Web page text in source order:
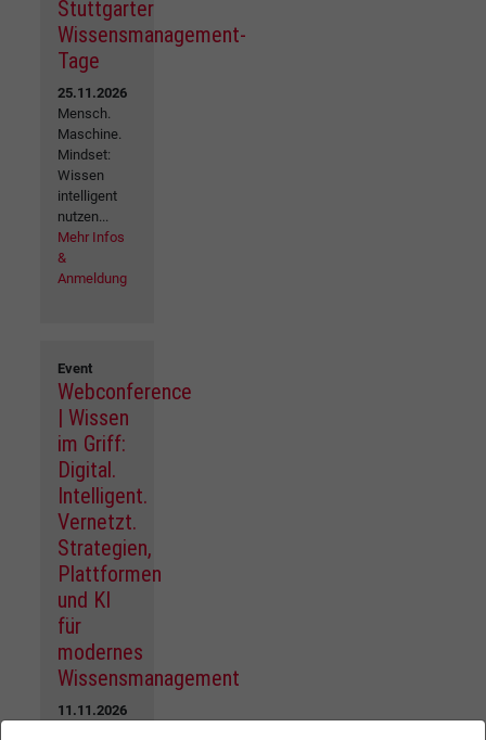
Stuttgarter
Wissensmanagement-
Tage
25.11.2026
Mensch.
Maschine.
Mindset:
Wissen
intelligent
nutzen...
Mehr Infos
&
Anmeldung
Event
Webconference
| Wissen
im Griff:
Digital.
Intelligent.
Vernetzt.
Strategien,
Plattformen
und KI
für
modernes
Wissensmanagement
11.11.2026